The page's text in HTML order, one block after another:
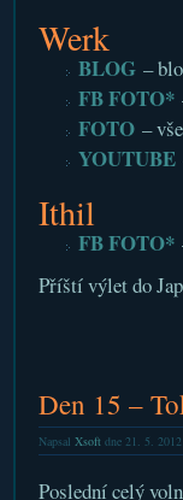
Werk
BLOG–
FB FOTO*
FOTO–
YOUTUBE
Ithil
FB FOTO*
Příští výlet do
Den 15 –
Napsal Xsoftdne 21. 5.
Poslední celý